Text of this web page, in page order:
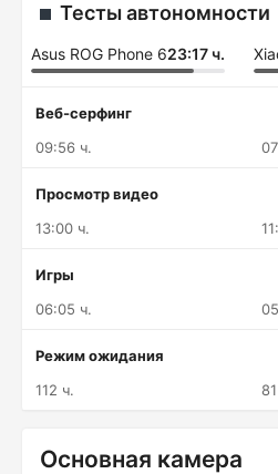
Тесты автономности
Asus ROG Phone 623:17 ч.
Веб-серфинг
09:56 ч.
Просмотр видео
13:00 ч.
Игры
06:05 ч.
Режим ожидания
112 ч.
Основная камера